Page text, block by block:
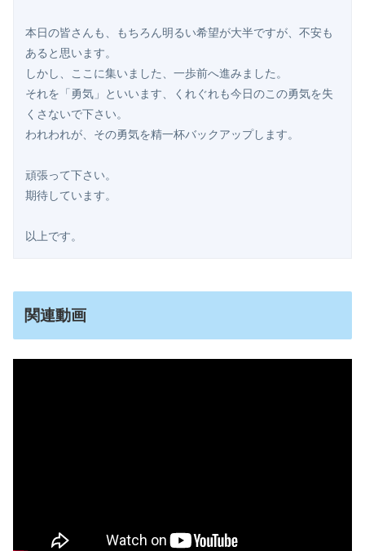
本日の皆さんも、もちろん明るい希望が大半ですが、不安も
あると思います。
しかし、ここに集いました、一歩前へ進みました。
それを「勇気」といいます、くれぐれも今日のこの勇気を失
くさないで下さい。
われわれが、その勇気を精一杯バックアップします。
頑張って下さい。
期待しています。
以上です。
関連動画